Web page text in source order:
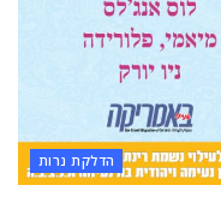
הדלקת נרות